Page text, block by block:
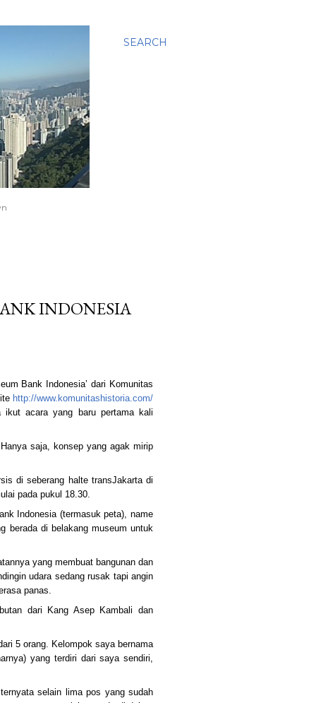
SEARCH
INDONESIA
Bank Indonesia’ dari Komunitas
http://www.komunitashistoria.com/
ikut acara yang baru pertama kali
saja, konsep yang agak mirip
di seberang halte transJakarta di
pada pukul 18.30.
Indonesia (termasuk peta), name
berada di belakang museum untuk
yang membuat bangunan dan
udara sedang rusak tapi angin
panas.
dari Kang Asep Kambali dan
5 orang. Kelompok saya bernama
yang terdiri dari saya sendiri,
selain lima pos yang sudah